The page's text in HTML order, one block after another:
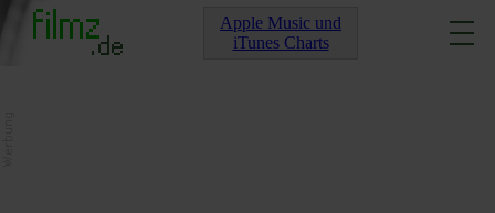
Apple Music und
iTunes Charts